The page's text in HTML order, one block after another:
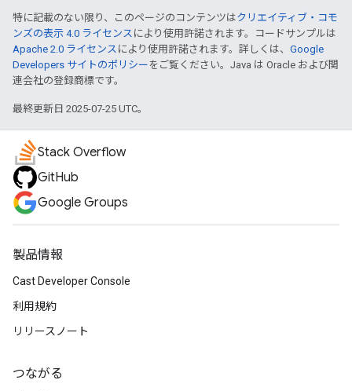
特に記載のない限り、このページのコンテンツはクリエイティブ・コモ
ンズの表示 4.0 ライセンス により使用許諾されます。コードサンプルは
Apache 2.0 ライセンス により使用許諾されます。詳しくは、 Google
Developers サイトのポリシー をご覧ください。Java は Oracle および関
連会社の登録商標です。
最終更新日 2025-07-25 UTC。
Stack Overflow
GitHub
Google Groups
製品情報
Cast Developer Console
利用規約
リリースノート
つながる